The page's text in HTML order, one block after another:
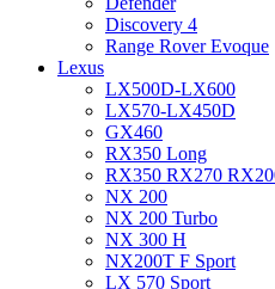
Discovery 4
Range Rover Evoque
Lexus
LX500D-LX600
LX570-LX450D
GX460
RX350 Long
RX350 RX270
NX 200
NX 200 Turbo
NX 300 H
NX200T F Sport
LX 570 Sport